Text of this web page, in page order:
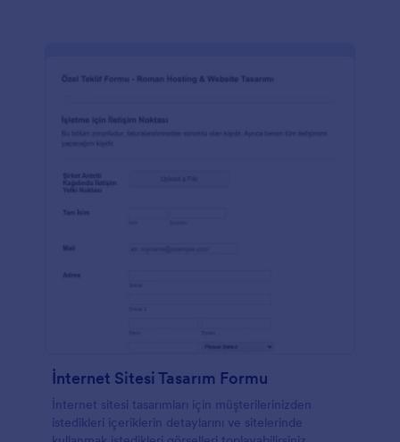
İnternet Sitesi Tasarım Formu
İnternet sitesi tasarımları için müşterilerinizden
istedikleri içeriklerin detaylarını ve sitelerinde